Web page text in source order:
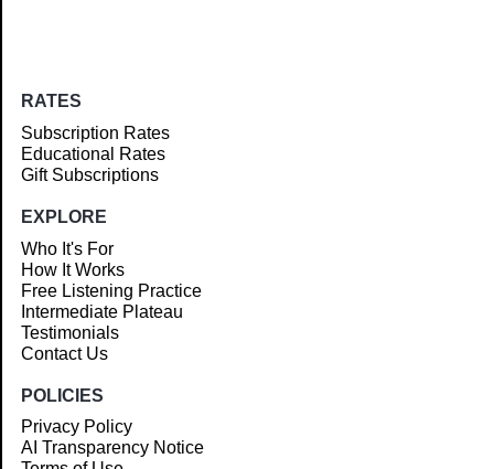
RATES
Subscription Rates
Educational Rates
Gift Subscriptions
EXPLORE
Who It's For
How It Works
Free Listening Practice
Intermediate Plateau
Testimonials
Contact Us
POLICIES
Privacy Policy
AI Transparency Notice